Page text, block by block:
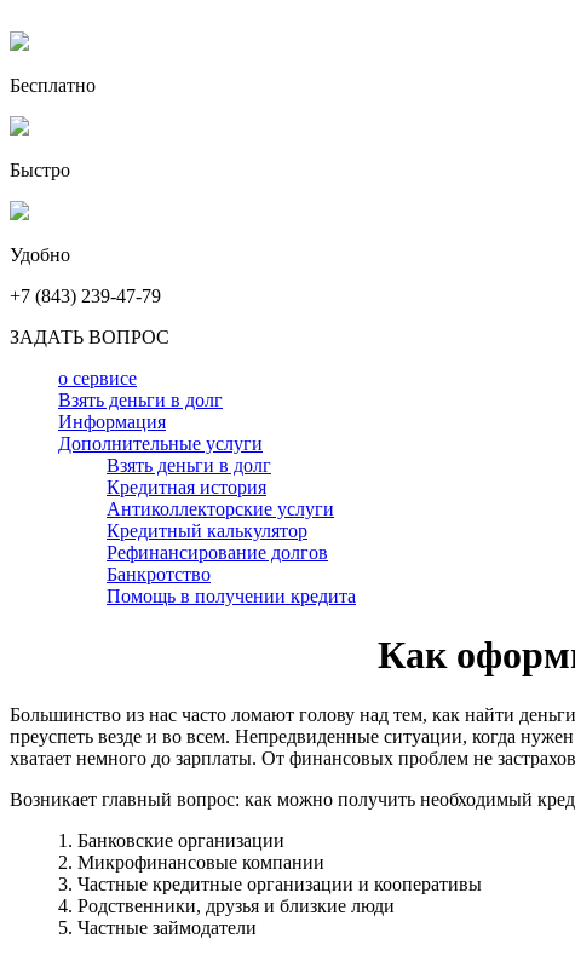
Бесплатно
Быстро
Удобно
+7 (843) 239-47-79
ЗАДАТЬ ВОПРОС
о сервисе
Взять деньги в долг
Информация
Дополнительные услуги
Взять деньги в долг
Кредитная история
Антиколлекторские услуги
Кредитный калькулятор
Рефинансирование долгов
Банкротство
Помощь в получении кредита
Как
Большинство из нас часто ломают голову над тем, как найти
преуспеть везде и во всем. Непредвиденные ситуации, когда
хватает немного до зарплаты. От финансовых проблем не
Возникает главный вопрос: как можно получить необходимый
1. Банковские организации
2. Микрофинансовые компании
3. Частные кредитные организации и кооперативы
4. Родственники, друзья и близкие люди
5. Частные займодатели